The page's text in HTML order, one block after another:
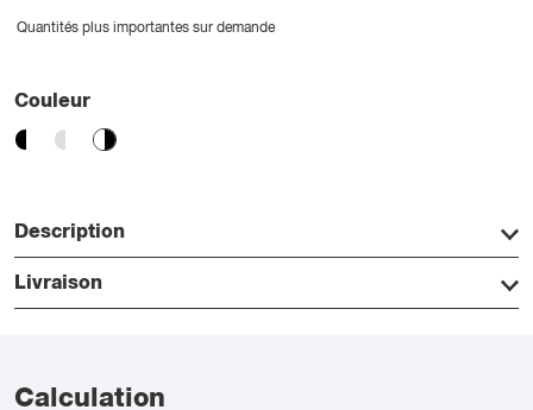
Quantités plus importantes sur demande
Couleur
Description
Livraison
Calculation